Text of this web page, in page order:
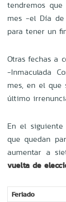
tendremos
mes -el Día de
para tener un
Otras fechas a
-Inmaculada
mes, en el que
último
En el
que quedan
aumentar a
vuelta de
Feriado